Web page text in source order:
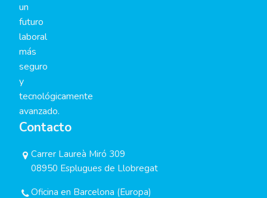
un
futuro
laboral
más
seguro
y
tecnológicamente
avanzado.
Contacto
Carrer Laureà Miró 309
08950 Esplugues de Llobregat
Oficina en Barcelona (Europa)